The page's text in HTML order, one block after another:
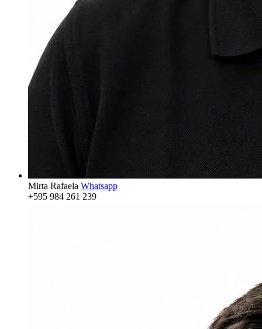
Mirta Rafaela Whatsapp
+595 984 261 239